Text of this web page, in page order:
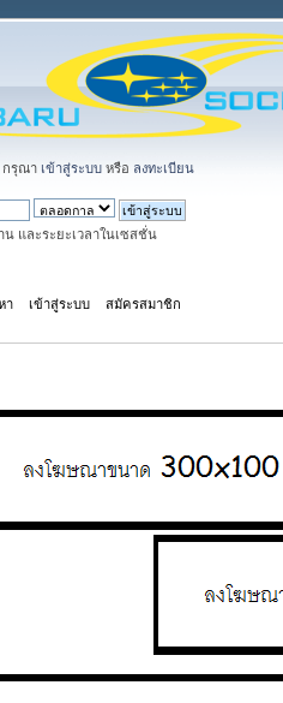
กรุณา เข้าสู่ระบบ หรือ ลงทะเบียน
และระยะเวลาในเซสชั่น
า เข้าสู่ระบบ สมัครสมาชิก